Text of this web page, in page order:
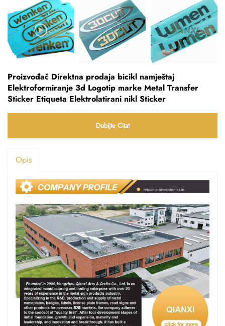
Proizvođač Direktna prodaja bicikl namještaj
Elektroformiranje 3d Logotip marke Metal Transfer
Sticker Etiqueta Elektrolatirani nikl Sticker
Dobijte Citat
Opis